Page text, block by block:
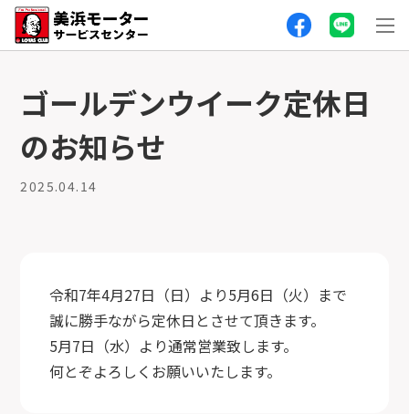
ゴールデンウイーク定休日
のお知らせ
2025.04.14
令和7年4月27日（日）より5月6日（火）まで
誠に勝手ながら定休日とさせて頂きます。
5月7日（水）より通常営業致します。
何とぞよろしくお願いいたします。